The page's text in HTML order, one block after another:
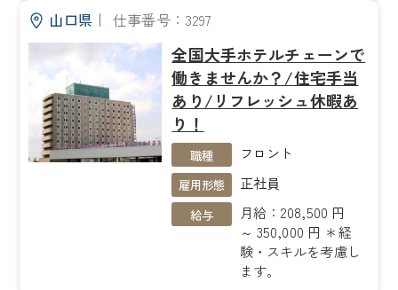
山口県｜ 仕事番号：3297
全国大手ホテルチェーンで
働きませんか？/住宅手当
あり/リフレッシュ休暇あ
り！
職種 フロント
雇用形態 正社員
給与
月給：208,500 円
～ 350,000 円 ＊経
験・スキルを考慮し
ます。